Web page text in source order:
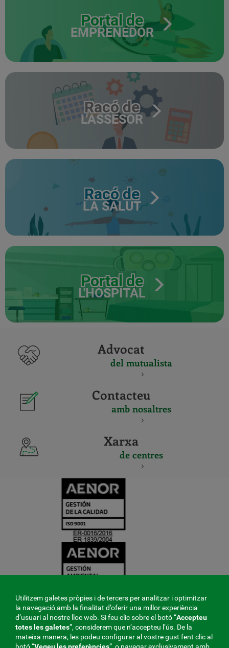
Portal de
EMPRENEDOR
Racó de
L'ASSESOR
Racó de
LA SALUT
Portal de
L'HOSPITAL
Advocat
del mutualista
Contacteu
amb nosaltres
Xarxa
de centres
Utilitzem galetes pròpies i de tercers per analitzar i optimitzar
la navegació amb la finalitat d’oferir una millor experiència
d’usuari al nostre lloc web. Si feu clic sobre el botó “Accepteu
totes les galetes”, considerem que n’accepteu l’ús. De la
mateixa manera, les podeu configurar al vostre gust fent clic al